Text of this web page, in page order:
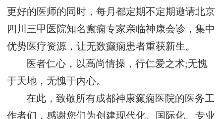
更好的医师的同时，每月都定期不定期邀请北京
四川三甲医院知名癫痫专家亲临神康会诊，集中
优势医疗资源，让无数癫痫患者重获新生。
医者仁心，以高尚情操，行仁爱之术;无愧
于天地，无愧于内心。
在此，致敬所有成都神康癫痫医院的医务工
作者们，感谢您们为创建现代化、国际化、专业